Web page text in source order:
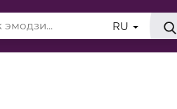
RU